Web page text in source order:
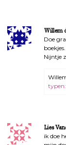
Willem
Doe
Nijntje
Lies
ik doe